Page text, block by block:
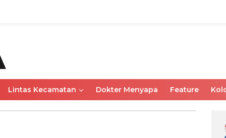
Lintas Kecamatan Dokter Menyapa Feature